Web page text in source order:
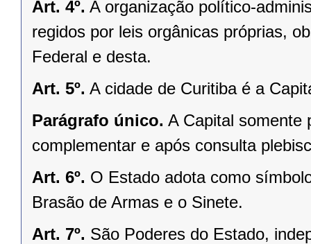
Art. 4º. A organização político-
regidos por leis orgânicas próprias,
Federal e desta.
Art. 5º. A cidade de Curitiba é a
Parágrafo único. A Capital somente
complementar e após consulta
Art. 6º. O Estado adota como
Brasão de Armas e o Sinete.
Art. 7º. São Poderes do Estado,